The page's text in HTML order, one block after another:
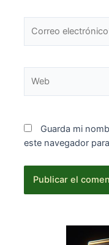
electrónico*
Guarda mi
este navegador